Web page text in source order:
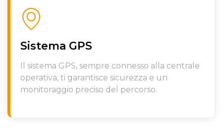
Sistema GPS
Il sistema GPS, sempre connesso alla centrale
operativa, ti garantisce sicurezza e un
monitoraggio preciso del percorso.